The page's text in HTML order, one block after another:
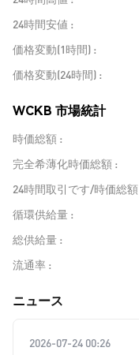
24時間安値
価格変動(1時間)
価格変動(24時間)
WCKB 市場統計
時価総額
完全希薄化時価総額
24時間取引です/時価総額
循環供給量
総供給量
流通率
​​ニュース​​
2026-07-24 00:26